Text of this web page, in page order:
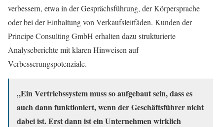
verbessern, etwa in der Gesprächsführung, der Körpersprache
oder bei der Einhaltung von Verkaufsleitfäden. Kunden der
Principe Consulting GmbH erhalten dazu strukturierte
Analyseberichte mit klaren Hinweisen auf
Verbesserungspotenziale.
„Ein Vertriebssystem muss so aufgebaut sein, dass es
auch dann funktioniert, wenn der Geschäftsführer nicht
dabei ist. Erst dann ist ein Unternehmen wirklich